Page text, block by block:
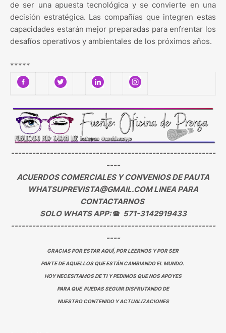
de ser una apuesta tecnológica y se convierte en una
decisión estratégica. Las compañías que integren estas
capacidades estarán mejor preparadas para enfrentar los
desafíos operativos y ambientales de los próximos años.
*****
----------------------------------------------------------
----
ACUERDOS COMERCIALES Y CONVENIOS DE PAUTA
WHATSUPREVISTA@GMAIL.COM LINEA PARA
CONTACTARNOS
SOLO WHATS APP:🕿 571-3142919433
----------------------------------------------------------
----
GRACIAS POR ESTAR AQUÍ, POR LEERNOS Y POR SER
PARTE DE AQUELLOS QUE ESTÁN CAMBIANDO EL MUNDO.
HOY NECESITAMOS DE TI Y PEDIMOS QUE NOS APOYES
PARA QUE PUEDAS SEGUIR DISFRUTANDO DE
NUESTRO CONTENIDO Y ACTUALIZACIONES